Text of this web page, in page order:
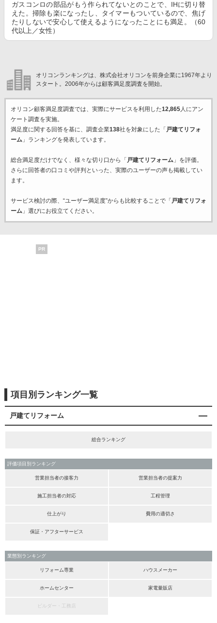
ガスコンロの部品がもう作られてないとのことで、IHに切り替
えた。掃除も楽になったし、タイマーもついているので、焦げ
たりしないで安心して使えるようになったことにも満足。（60
代以上／女性）
オリコンランキングは、株式会社オリコンを前身企業に1967年より
スタート。2006年からは顧客満足度調査を開始。
オリコン顧客満足度調査では、実際にサービスを利用した12,865人にアン
ケート調査を実施。
満足度に関する回答を基に、調査企業138社を対象にした「 戸建てリフォ
ーム」ランキングを発表しています。
総合満足度だけでなく、様々な切り口から「 戸建てリフォーム」を評価。
さらに回答者の口コミや評判といった、実際のユーザーの声も掲載してい
ます。
サービス検討の際、“ユーザー満足度”からも比較することで「 戸建てリフォ
ーム」選びにお役立てください。
PR
項目別ランキング一覧
戸建てリフォーム
総合ランキング
評価項目別ランキング
営業担当者の接客力 営業担当者の提案力
施工担当者の対応 工程管理
仕上がり 費用の適切さ
保証・アフターサービス
業態別ランキング
リフォーム専業 ハウスメーカー
ホームセンター 家電量販店
ビルダー・工務店